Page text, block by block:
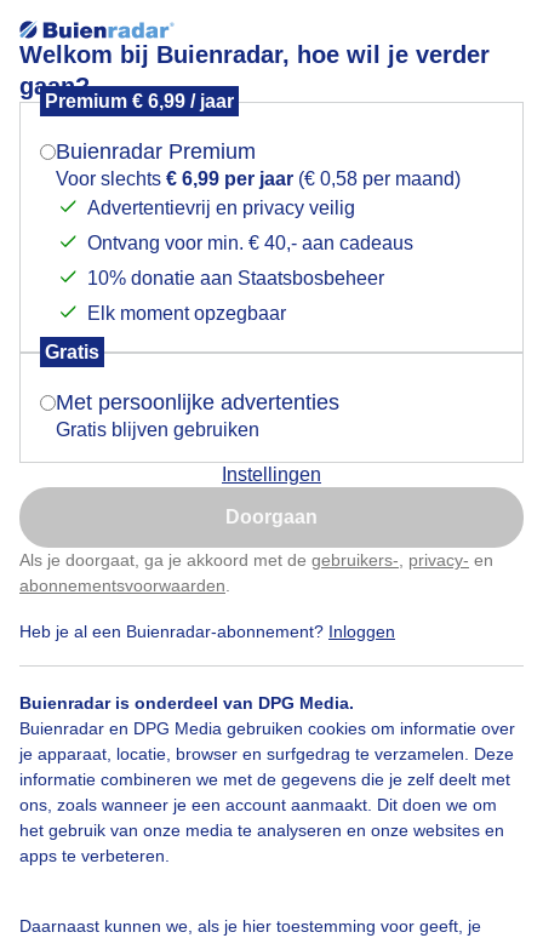
Welkom bij Buienradar, hoe wil je verder
gaan?
Premium € 6,99 / jaar
Buienradar Premium
Voor slechts € 6,99 per jaar (€ 0,58 per maand)
Advertentievrij en privacy veilig
Ontvang voor min. € 40,- aan cadeaus
10% donatie aan Staatsbosbeheer
Elk moment opzegbaar
Gratis
Met persoonlijke advertenties
Gratis blijven gebruiken
Instellingen
Doorgaan
Als je doorgaat, ga je akkoord met de gebruikers- privacy- en
abonnementsvoorwaarden
Heb je al een Buienradar-abonnement? Inloggen
Buienradar is onderdeel van DPG Media.
Buienradar en DPG Media gebruiken cookies om informatie over
je apparaat, locatie, browser en surfgedrag te verzamelen. Deze
informatie combineren we met de gegevens die je zelf deelt met
ons, zoals wanneer je een account aanmaakt. Dit doen we om
het gebruik van onze media te analyseren en onze websites en
apps te verbeteren.
Daarnaast kunnen we, als je hier toestemming voor geeft, je
Corona rond de maan
Door: rob van den Berg Gemaakt: 26-01-2021, 916x bekeken
Bekijk slideshow
Mogen we je locatie gebruiken voor het
Indien je hier nog geen akkoord op hebt gegeven,
verschijnt er zo een pop-up uit je browser waarin
Is goed, toon de popup
Nu niet, misschien later
Klik hierom dit aan te passen